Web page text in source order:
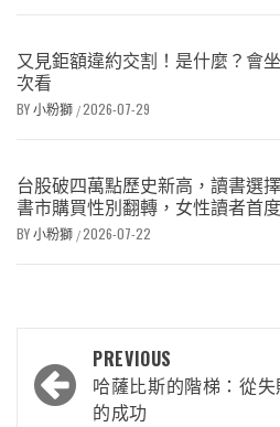
又見鉅額違約交割！是什麼？會
次看
BY小粉獅 /2026-07-29
台股破四萬點歷史新高，讀書選
書市購買性別翻轉，女性讀者首
BY小粉獅 /2026-07-22
PREVIOUS
哈薩比斯的階梯：從失
的成功